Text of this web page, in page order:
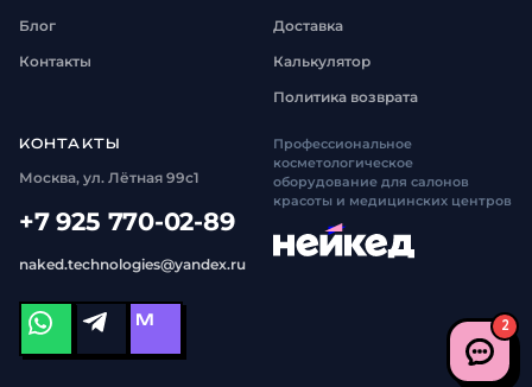
Блог
Контакты
Доставка
Калькулятор
Политика возврата
КОНТАКТЫ
Москва, ул. Лётная 99с1
+7 925 770-02-89
naked.technologies@yandex.ru
M
Профессиональное
косметологическое
оборудование для салонов
красоты и медицинских центров
2